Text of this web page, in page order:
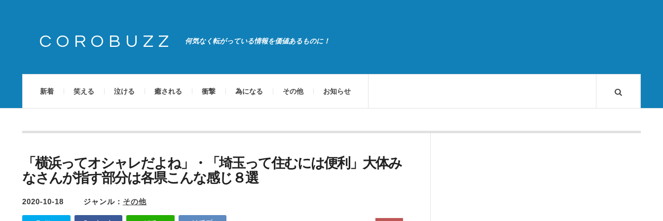
COROBUZZ 何気なく転がっている情報を価値あるものに！
新着 笑える 泣ける 癒される 衝撃 為になる その他 お知らせ
「横浜ってオシャレだよね」・「埼玉って住むには便利」大体み
なさんが指す部分は各県こんな感じ８選
2020-10-18 ジャンル： その他